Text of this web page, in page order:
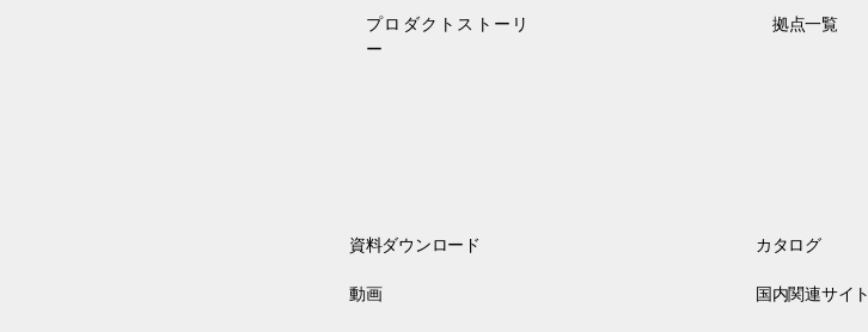
プロダクトストーリ
ー
拠点一覧
資料ダウンロード カタログ
動画 国内関連サイト